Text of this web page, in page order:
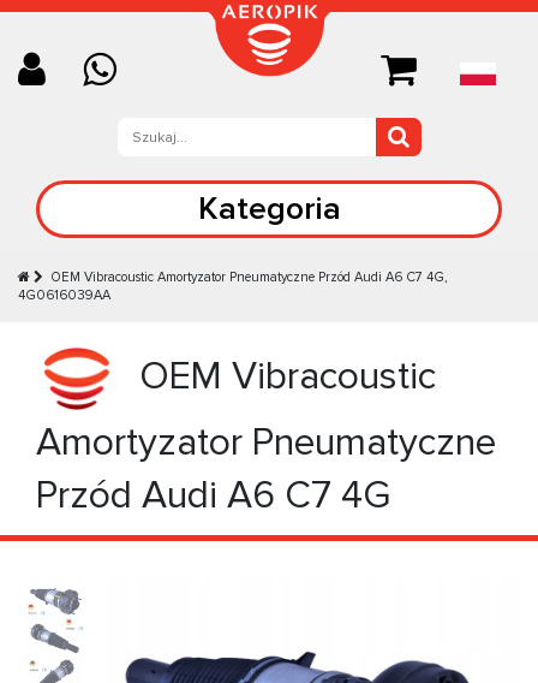
Kategoria
OEM Vibracoustic Amortyzator Pneumatyczne Przód Audi A6 C7 4G,
4G0616039AA
OEM Vibracoustic
Amortyzator Pneumatyczne
Przód Audi A6 C7 4G